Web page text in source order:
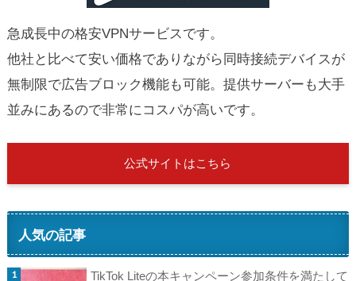
急成長中の格安VPNサービスです。
他社と比べて安い価格でありながら同時接続デバイスが
無制限で広告ブロック機能も可能。提供サーバーも大手
並みにあるので非常にコスパが高いです。
公式サイトはこちら
人気の記事
TikTok Liteの本キャンペーン参加条件を満たして